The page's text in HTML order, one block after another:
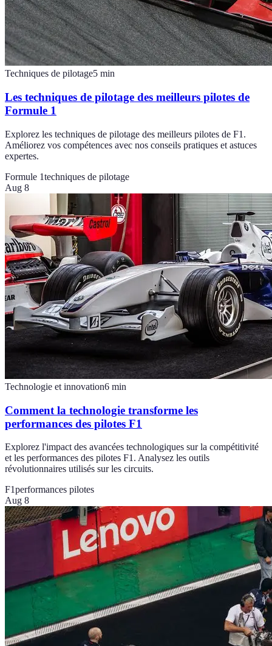
Techniques de pilotage5 min
Les techniques de pilotage des meilleurs pilotes de
Formule 1
Explorez les techniques de pilotage des meilleurs pilotes de F1.
Améliorez vos compétences avec nos conseils pratiques et astuces
expertes.
Formule 1techniques de pilotage
Aug 8
Technologie et innovation6 min
Comment la technologie transforme les
performances des pilotes F1
Explorez l'impact des avancées technologiques sur la compétitivité
et les performances des pilotes F1. Analysez les outils
révolutionnaires utilisés sur les circuits.
F1performances pilotes
Aug 8